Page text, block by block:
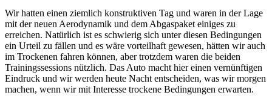
Wir hatten einen ziemlich konstruktiven Tag und waren in der Lage
mit der neuen Aerodynamik und dem Abgaspaket einiges zu
erreichen. Natürlich ist es schwierig sich unter diesen Bedingungen
ein Urteil zu fällen und es wäre vorteilhaft gewesen, hätten wir auch
im Trockenen fahren können, aber trotzdem waren die beiden
Trainingssessions nützlich. Das Auto macht hier einen vernünftigen
Eindruck und wir werden heute Nacht entscheiden, was wir morgen
machen, wenn wir mit Interesse trockene Bedingungen erwarten.